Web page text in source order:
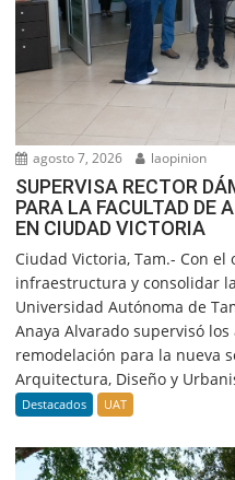
agosto 7, 2026 laopinion
SUPERVISA RECTOR
PARA LA FACULTAD DE
EN CIUDAD VICTORIA
Ciudad Victoria, Tam.- Con
infraestructura y consolidar
Universidad Autónoma de
Anaya Alvarado supervisó
remodelación para la nueva
Arquitectura, Diseño y
Destacados UAT